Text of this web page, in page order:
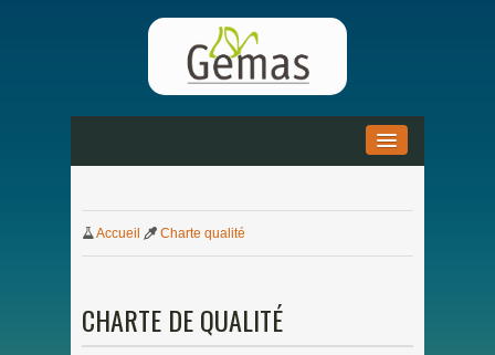
ACTUALITÉS
DOCUMENTATION
Accueil Charte qualité
CHARTE DEQUALITÉ